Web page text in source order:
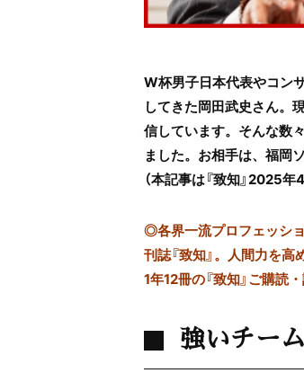
W杯男子日本代表やコン
してきた岡田武史さん。
信しています。そんな数
ました。お相手は、福岡
（本記事は『致知』2025
◎各界一流プロフェッシ
刊誌『致知』。人間力を
1年12冊の『致知』ご購読
強いチー